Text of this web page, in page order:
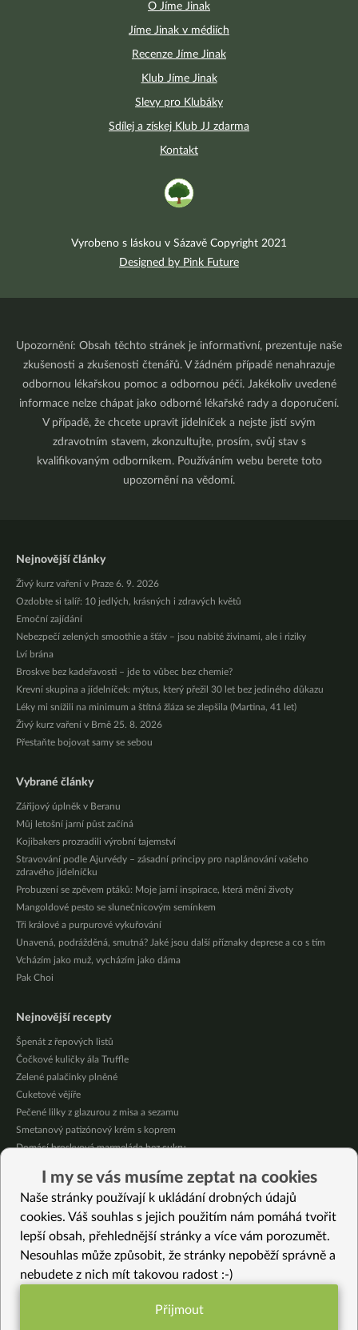
O Jíme Jinak
Jíme Jinak v médiích
Recenze Jíme Jinak
Klub Jíme Jinak
Slevy pro Klubáky
Sdílej a získej Klub JJ zdarma
Kontakt
Vyrobeno s láskou v Sázavě Copyright 2021
Designed by Pink Future
Upozornění: Obsah těchto stránek je informativní, prezentuje naše
zkušenosti a zkušenosti čtenářů. V žádném případě nenahrazuje
odbornou lékařskou pomoc a odbornou péči. Jakékoliv uvedené
informace nelze chápat jako odborné lékařské rady a doporučení.
V případě, že chcete upravit jídelníček a nejste jistí svým
zdravotním stavem, zkonzultujte, prosím, svůj stav s
kvalifikovaným odborníkem. Používáním webu berete toto
upozornění na vědomí.
Nejnovější články
Živý kurz vaření v Praze 6. 9. 2026
Ozdobte si talíř: 10 jedlých, krásných i zdravých květů
Emoční zajídání
Nebezpečí zelených smoothie a šťáv – jsou nabité živinami, ale i riziky
Lví brána
Broskve bez kadeřavosti – jde to vůbec bez chemie?
Krevní skupina a jídelníček: mýtus, který přežil 30 let bez jediného důkazu
Léky mi snížili na minimum a štítná žláza se zlepšila (Martina, 41 let)
Živý kurz vaření v Brně 25. 8. 2026
Přestaňte bojovat samy se sebou
Vybrané články
Zářijový úplněk v Beranu
Můj letošní jarní půst začíná
Kojibakers prozradili výrobní tajemství
Stravování podle Ajurvédy – zásadní principy pro naplánování vašeho
zdravého jídelníčku
Probuzení se zpěvem ptáků: Moje jarní inspirace, která mění životy
Mangoldové pesto se slunečnicovým semínkem
Tři králové a purpurové vykuřování
Unavená, podrážděná, smutná? Jaké jsou další příznaky deprese a co s tím
Vcházím jako muž, vycházím jako dáma
Pak Choi
Nejnovější recepty
Špenát z řepových listů
Čočkové kuličky ála Truffle
Zelené palačinky plněné
Cuketové vějíře
Pečené lilky z glazurou z misa a sezamu
Smetanový patizónový krém s koprem
Domácí broskvová marmeláda bez cukru
Citrónové jablečné muffiny se sójovou šlehačkou
Oves provoněný citrónem a bazalkou
Vybrané recepty
Bucatini s ořechovou omáčkou
I my se vás musíme zeptat na cookies
Naše stránky používají k ukládání drobných údajů
cookies. Váš souhlas s jejich použitím nám pomáhá tvořit
lepší obsah, přehlednější stránky a více vám porozumět.
Nesouhlas může způsobit, že stránky nepoběží správně a
nebudete z nich mít takovou radost :-)
Funkční nastavení potřebujeme (vždy
Přijmout